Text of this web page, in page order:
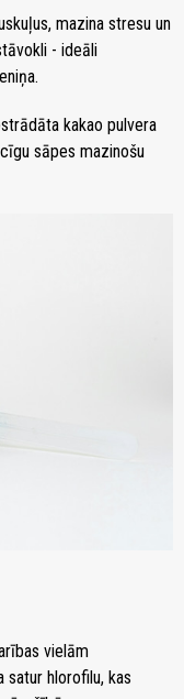
mazina stresu un
- ideāli
kakao pulvera
sāpes mazinošu
vielām
satur hlorofilu, kas